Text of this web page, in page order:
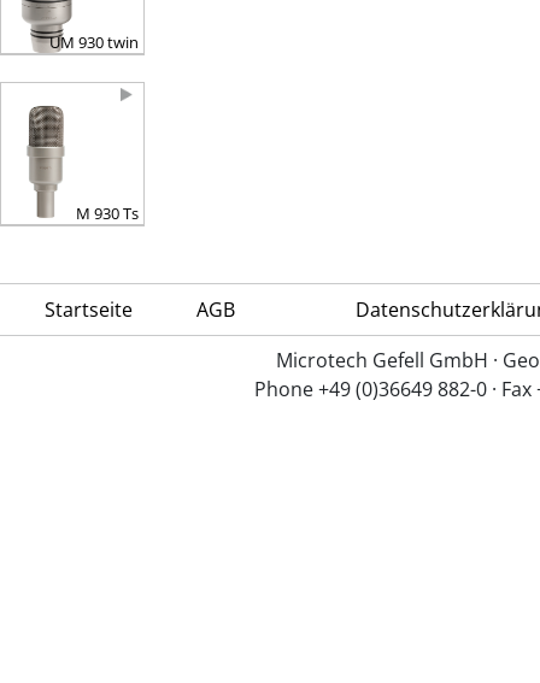
UM 930 twin
M 930 Ts
Startseite AGB
Microtech Gefell GmbH ·
Phone +49 (0)36649 882-0 ·